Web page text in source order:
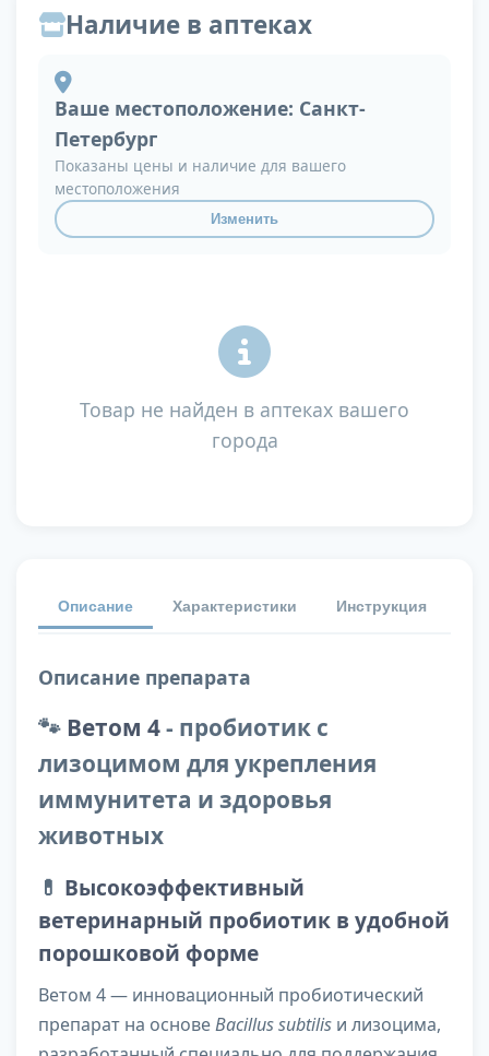
Наличие в аптеках
Ваше местоположение: Санкт-
Петербург
Показаны цены и наличие для вашего
местоположения
Изменить
Товар не найден в аптеках вашего
города
Описание Характеристики Инструкция
Описание препарата
🐾 Ветом 4- пробиотик с
лизоцимом для укрепления
иммунитета и здоровья
животных
💊 Высокоэффективный
ветеринарный пробиотик в удобной
порошковой форме
Ветом 4 — инновационный пробиотический
препарат на основеBacillus subtilis и лизоцима,